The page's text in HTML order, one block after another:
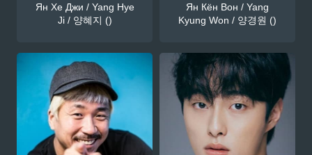
Ян Хе Джи / Yang Hye
Ji / 양혜지 ()
Ян Кён Вон / Yang
Kyung Won / 양경원 ()